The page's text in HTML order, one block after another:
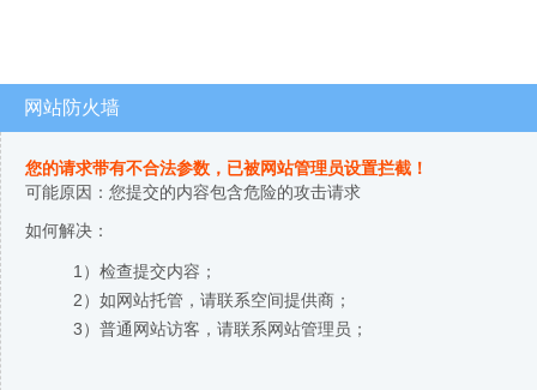
网站防火墙
您的请求带有不合法参数，已被网站管理员设置拦截！
可能原因：您提交的内容包含危险的攻击请求
如何解决：
1）检查提交内容；
2）如网站托管，请联系空间提供商；
3）普通网站访客，请联系网站管理员；